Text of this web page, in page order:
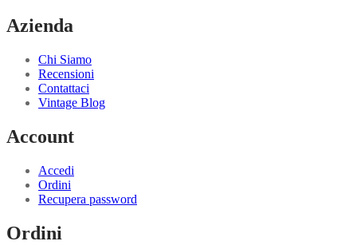
Azienda
Chi Siamo
Recensioni
Contattaci
Vintage Blog
Account
Accedi
Ordini
Recupera password
Ordini